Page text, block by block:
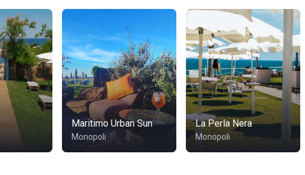
Maritimo Urban Sun
Monopoli
La Perla Nera
Monopoli